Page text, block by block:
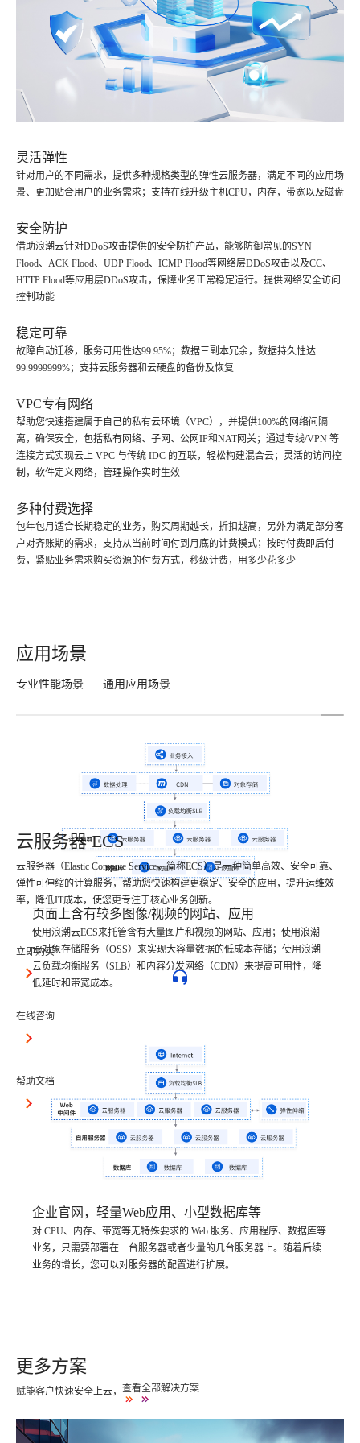
云服务器 ECS
云服务器（Elastic Compute Service，简称ECS）是一种简单高效、安全可靠、
弹性可伸缩的计算服务，帮助您快速构建更稳定、安全的应用，提升运维效
率，降低IT成本，使您更专注于核心业务创新。
立即购买
在线咨询
帮助文档
灵活弹性
针对用户的不同需求，提供多种规格类型的弹性云服务器，满足不同的应用场
景、更加贴合用户的业务需求；支持在线升级主机CPU，内存，带宽以及磁盘
安全防护
借助浪潮云针对DDoS攻击提供的安全防护产品，能够防御常见的SYN
Flood、ACK Flood、UDP Flood、ICMP Flood等网络层DDoS攻击以及CC、
HTTP Flood等应用层DDoS攻击，保障业务正常稳定运行。提供网络安全访问
控制功能
稳定可靠
故障自动迁移，服务可用性达99.95%；数据三副本冗余，数据持久性达
99.9999999%；支持云服务器和云硬盘的备份及恢复
VPC专有网络
帮助您快速搭建属于自己的私有云环境（VPC），并提供100%的网络间隔
离，确保安全，包括私有网络、子网、公网IP和NAT网关；通过专线/VPN 等
连接方式实现云上 VPC 与传统 IDC 的互联，轻松构建混合云；灵活的访问控
制，软件定义网络，管理操作实时生效
多种付费选择
包年包月适合长期稳定的业务，购买周期越长，折扣越高，另外为满足部分客
户对齐账期的需求，支持从当前时间付到月底的计费模式；按时付费即后付
费，紧贴业务需求购买资源的付费方式，秒级计费，用多少花多少
应用场景
专业性能场景 通用应用场景
页面上含有较多图像/视频的网站、应用
使用浪潮云ECS来托管含有大量图片和视频的网站、应用；使用浪潮
云对象存储服务（OSS）来实现大容量数据的低成本存储；使用浪潮
云负载均衡服务（SLB）和内容分发网络（CDN）来提高可用性，降
低延时和带宽成本。
企业官网，轻量Web应用、小型数据库等
对 CPU、内存、带宽等无特殊要求的 Web 服务、应用程序、数据库等
业务，只需要部署在一台服务器或者少量的几台服务器上。随着后续
业务的增长，您可以对服务器的配置进行扩展。
更多方案
赋能客户快速安全上云， 查看全部解决方案